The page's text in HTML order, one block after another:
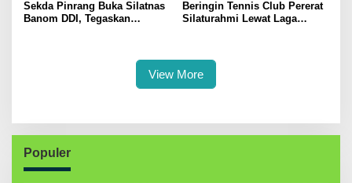
Sekda Pinrang Buka Silatnas
Banom DDI, Tegaskan
Beringin Tennis Club Pererat
Silaturahmi Lewat Laga
View More
Populer